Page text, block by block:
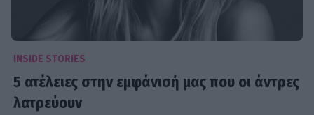
INSIDE STORIES
5 ατέλειες στην εμφάνισή μας που οι άντρες
λατρεύουν